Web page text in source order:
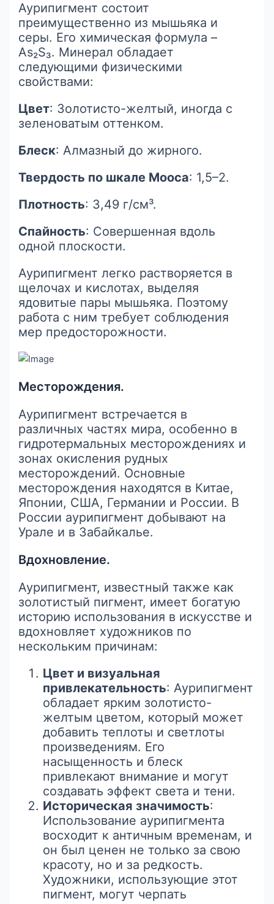
Аурипигмент состоит
преимущественно из мышьяка и
серы. Его химическая формула –
As₂S₃. Минерал обладает
следующими физическими
свойствами:
Цвет: Золотисто-желтый, иногда с
зеленоватым оттенком.
Блеск: Алмазный до жирного.
Твердость по шкале Мооса: 1,5–2.
Плотность: 3,49 г/см³.
Спайность: Совершенная вдоль
одной плоскости.
Аурипигмент легко растворяется в
щелочах и кислотах, выделяя
ядовитые пары мышьяка. Поэтому
работа с ним требует соблюдения
мер предосторожности.
Месторождения.
Аурипигмент встречается в
различных частях мира, особенно в
гидротермальных месторождениях и
зонах окисления рудных
месторождений. Основные
месторождения находятся в Китае,
Японии, США, Германии и России. В
России аурипигмент добывают на
Урале и в Забайкалье.
Вдохновление.
Аурипигмент, известный также как
золотистый пигмент, имеет богатую
историю использования в искусстве и
вдохновляет художников по
нескольким причинам:
Цвет и визуальная
привлекательность: Аурипигмент
обладает ярким золотисто-
желтым цветом, который может
добавить теплоты и светлоты
произведениям. Его
насыщенность и блеск
привлекают внимание и могут
создавать эффект света и тени.
Историческая значимость:
Использование аурипигмента
восходит к античным временам, и
он был ценен не только за свою
красоту, но и за редкость.
Художники, использующие этот
пигмент, могут черпать